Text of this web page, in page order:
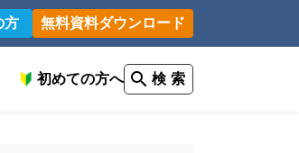
方 無料資料ダウンロード
初めての方へ 検 索